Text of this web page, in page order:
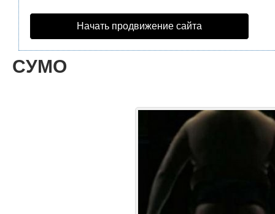
Начать продвижение сайта
СУМО